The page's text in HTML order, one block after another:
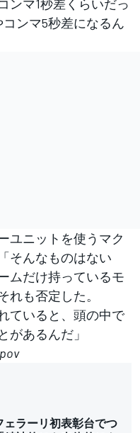
ンマ1秒差くらいだっ
ンマ5秒差になるん
ユニットを使うマク
そんなものはない
ムだけ持っているモ
れも否定した。
ていると、頭の中で
があるんだ」
ェラーリ初表彰台でつ